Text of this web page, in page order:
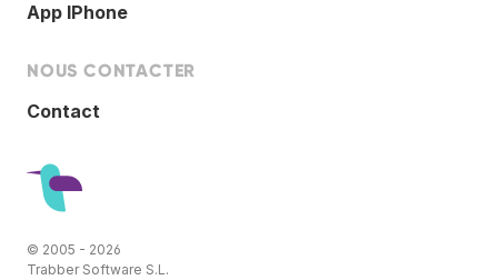
App IPhone
NOUS CONTACTER
Contact
© 2005 - 2026
Trabber Software S.L.